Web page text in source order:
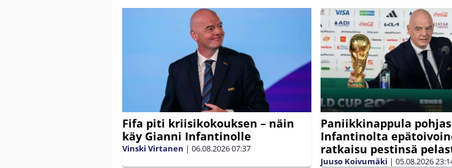
Fifa piti kriisikokouksen – näin
käy Gianni Infantinolle
Vinski Virtanen | 06.08.202607:37
Paniikkinappula
Infantinolta
ratkaisu pestinsä
Juuso Koivumäki | 05.08.2026